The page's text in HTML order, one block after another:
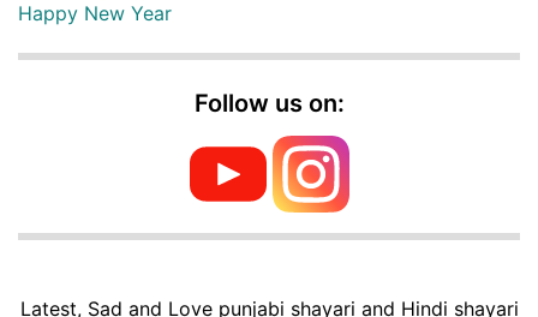
Happy New Year
Follow us on:
Latest, Sad and Love punjabi shayari and Hindi shayari